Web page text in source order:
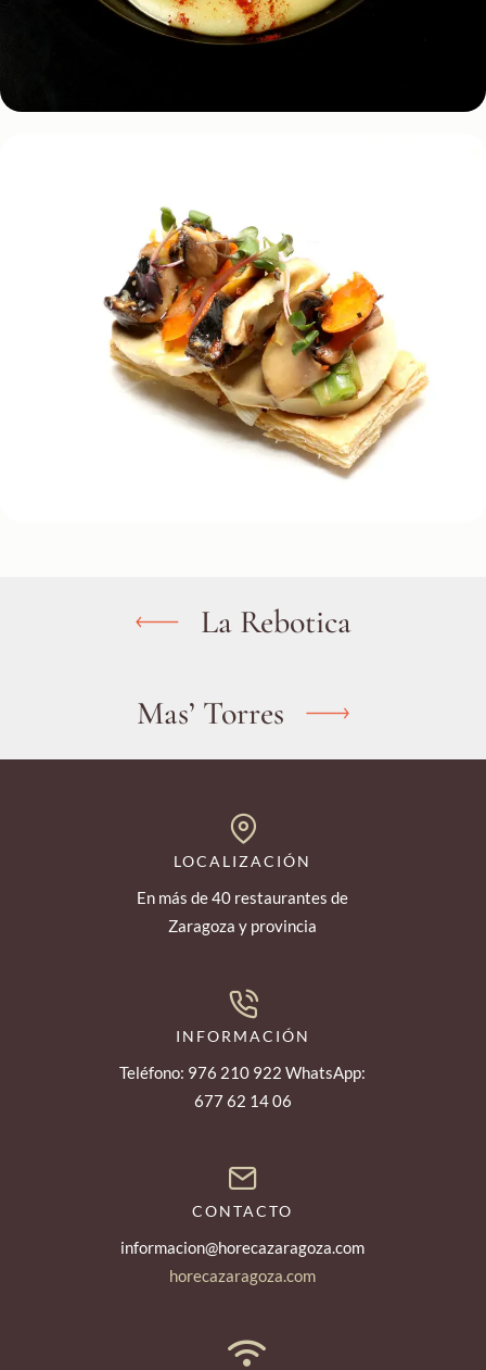
La Rebotica
Mas’ Torres
LOCALIZACIÓN
En más de 40 restaurantes de
Zaragoza y provincia
INFORMACIÓN
Teléfono: 976 210 922 WhatsApp:
677 62 14 06
CONTACTO
informacion@horecazaragoza.com
horecazaragoza.com